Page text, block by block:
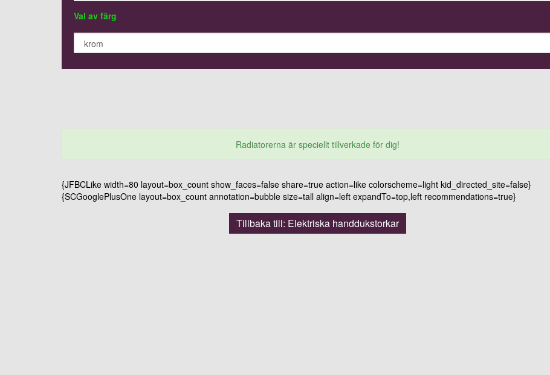
Val av färg
Radiatorerna är speciellt tillverkade för dig!
{JFBCLike width=80 layout=box_count show_faces=false share=true action=like colorscheme=light kid_directed_site=false}
{SCGooglePlusOne layout=box_count annotation=bubble size=tall align=left expandTo=top,left recommendations=true}
Tillbaka till: Elektriska handdukstorkar